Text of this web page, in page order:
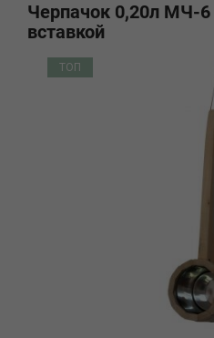
Черпачок 0,20л МЧ-
вставкой
ТОП